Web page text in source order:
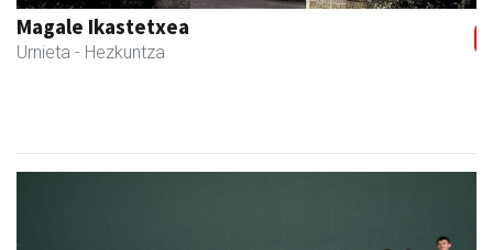
Urnietako AEK euskaltegia
Urnieta - Euskaltegiak